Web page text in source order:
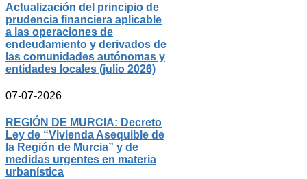
Actualización del principio de
prudencia financiera aplicable
a las operaciones de
endeudamiento y derivados de
las comunidades autónomas y
entidades locales (julio 2026)
07-07-2026
REGIÓN DE MURCIA: Decreto
Ley de “Vivienda Asequible de
la Región de Murcia” y de
medidas urgentes en materia
urbanística